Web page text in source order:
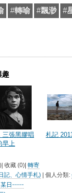
#轉喻 #飄渺 #
趣
三張黑膠唱
早上
札記
)| 收藏 (0)| 轉寄
記、心情手札) | 個人分類:
某日⋯⋯